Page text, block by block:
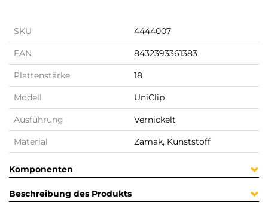
SKU 4444007
EAN 8432393361383
Plattenstärke 18
Modell UniClip
Ausführung Vernickelt
Material Zamak, Kunststoff
Komponenten
Beschreibung des Produkts